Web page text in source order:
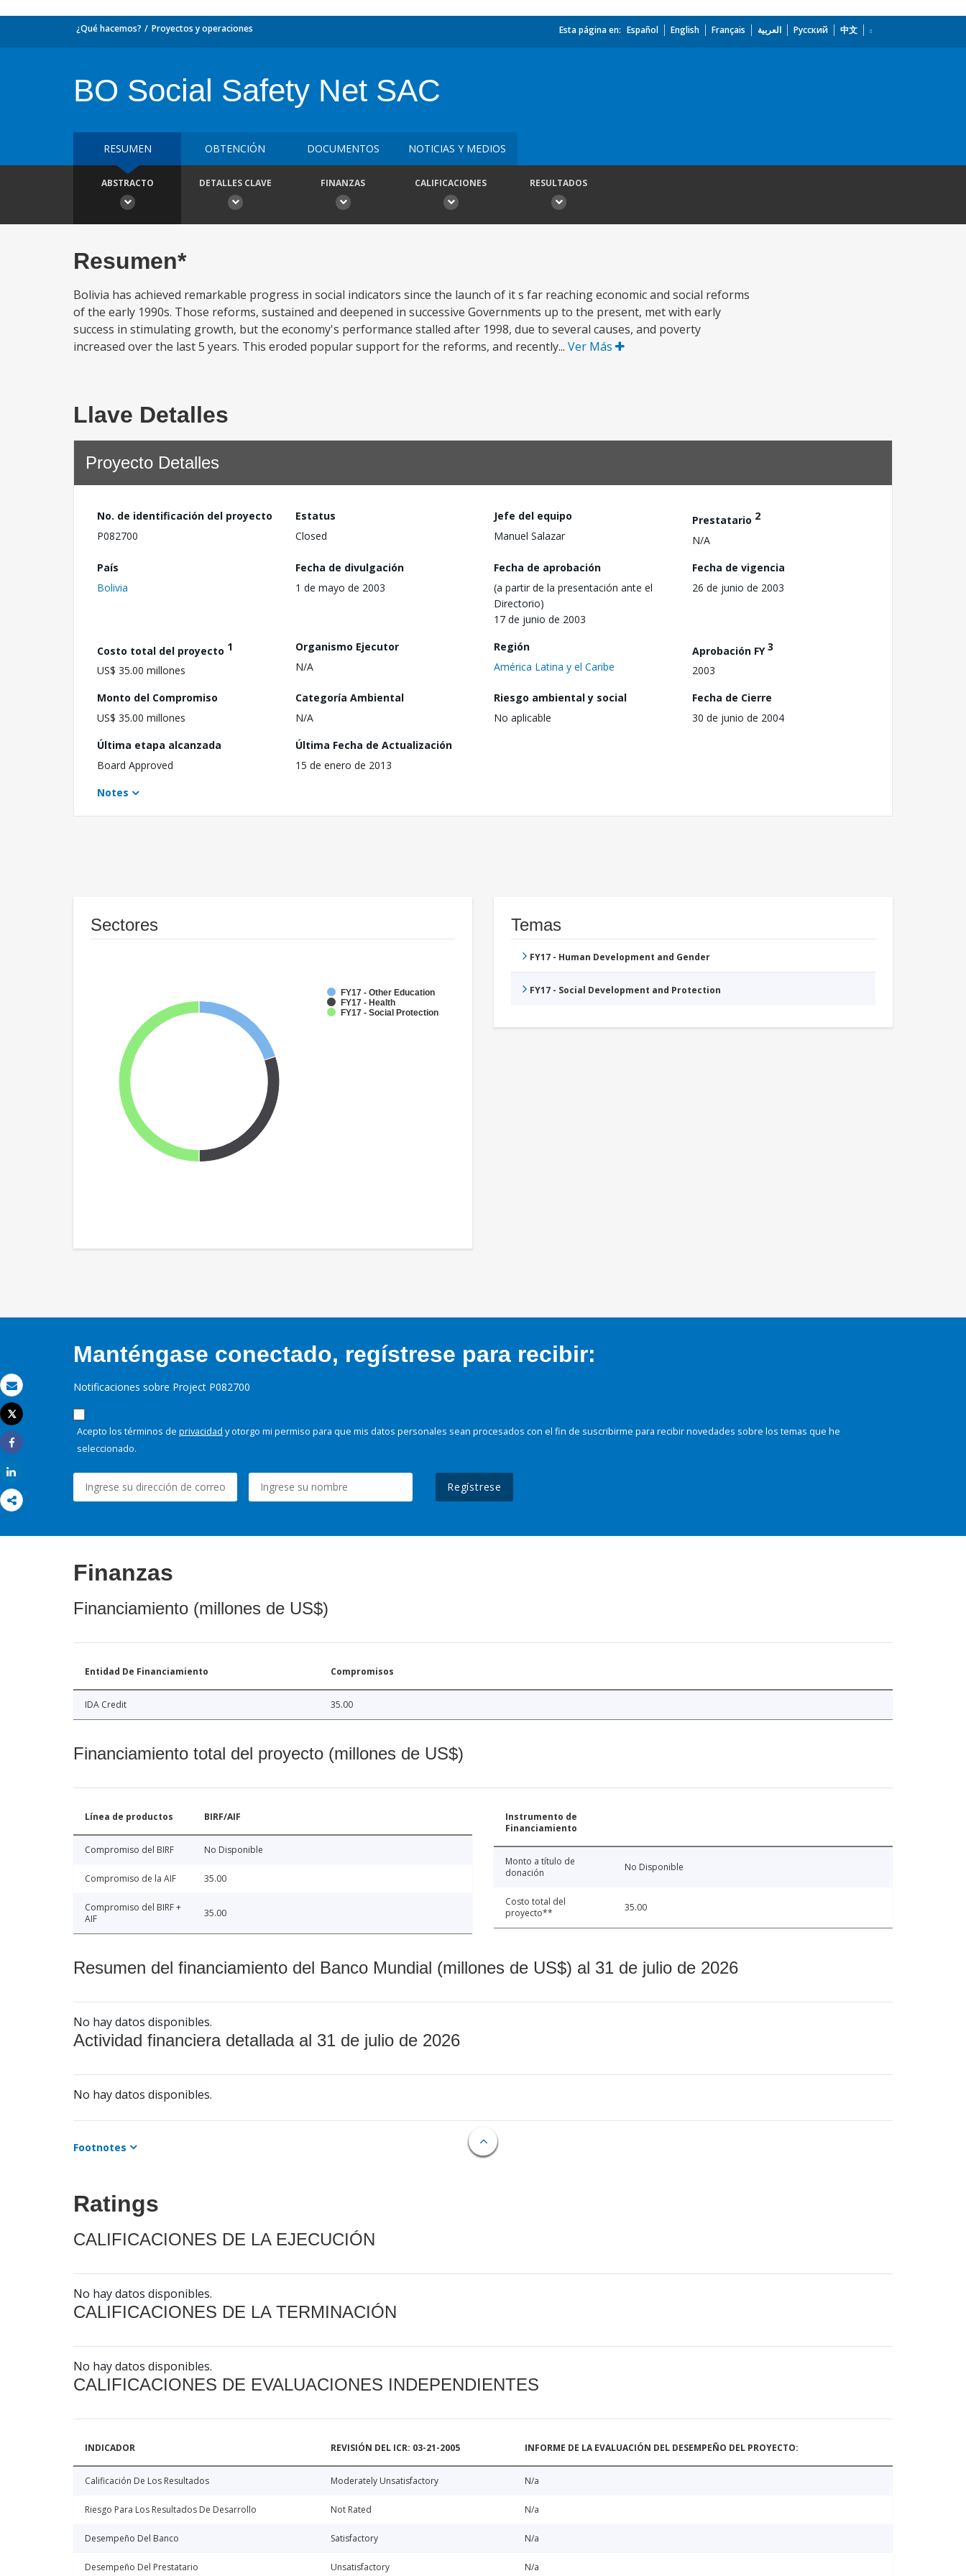
Correo electrónico
Imprimir
Tweet
Share
¿Qué hacemos? Proyectos y operaciones Esta página en: Español English Français العربية Русский 中文
BO Social Safety Net SAC
RESUMEN OBTENCIÓN DOCUMENTOS NOTICIAS Y MEDIOS
ABSTRACTO DETALLES CLAVE FINANZAS CALIFICACIONES RESULTADOS
Resumen*
Bolivia has achieved remarkable progress in social indicators since the launch of it s far reaching economic and social reforms
of the early 1990s. Those reforms, sustained and deepened in successive Governments up to the present, met with early
success in stimulating growth, but the economy's performance stalled after 1998, due to several causes, and poverty
increased over the last 5 years. This eroded popular support for the reforms, and recently... Ver Más
Llave Detalles
Proyecto Detalles
No. de identificación del proyecto
P082700
Estatus
Closed
Jefe del equipo
Manuel Salazar
Prestatario 2
N/A
País
Bolivia
Fecha de divulgación
1 de mayo de 2003
Fecha de aprobación
(a partir de la presentación ante el
Directorio)
17 de junio de 2003
Fecha de vigencia
26 de junio de 2003
Costo total del proyecto 1
US$ 35.00 millones
Organismo Ejecutor
N/A
Región
América Latina y el Caribe
Aprobación FY3
2003
Monto del Compromiso
US$ 35.00 millones
Categoría Ambiental
N/A
Riesgo ambiental y social
No aplicable
Fecha de Cierre
30 de junio de 2004
Última etapa alcanzada
Board Approved
Última Fecha de Actualización
15 de enero de 2013
Notes
Sectores
FY17 - Other Education
FY17 - Health
FY17 - Social Protection
Temas
FY17 - Human Development and Gender
FY17 - Social Development and Protection
Manténgase conectado, regístrese para recibir:
Notificaciones sobre Project P082700
Acepto los términos de privacidad y otorgo mi permiso para que mis datos personales sean procesados con el fin de suscribirme para recibir novedades sobre los temas que he
seleccionado.
Regístrese
Finanzas
Financiamiento (millones de US$)
Entidad De Financiamiento Compromisos
IDA Credit 35.00
Financiamiento total del proyecto (millones de US$)
Línea de productos BIRF/AIF
Compromiso del BIRF No Disponible
Compromiso de la AIF 35.00
Compromiso del BIRF +
AIF
35.00
Instrumento de
Financiamiento
Monto a título de
donación
No Disponible
Costo total del
proyecto**
35.00
Resumen del financiamiento del Banco Mundial (millones de US$) al 31 de julio de 2026
No hay datos disponibles.
Actividad financiera detallada al 31 de julio de 2026
No hay datos disponibles.
Footnotes
Ratings
CALIFICACIONES DE LA EJECUCIÓN
No hay datos disponibles.
CALIFICACIONES DE LA TERMINACIÓN
No hay datos disponibles.
CALIFICACIONES DE EVALUACIONES INDEPENDIENTES
INDICADOR REVISIÓN DEL ICR: 03-21-2005 INFORME DE LA EVALUACIÓN DEL DESEMPEÑO DEL PROYECTO:
Calificación De Los Resultados Moderately Unsatisfactory N/a
Riesgo Para Los Resultados De Desarrollo Not Rated N/a
Desempeño Del Banco Satisfactory N/a
Desempeño Del Prestatario Unsatisfactory N/a